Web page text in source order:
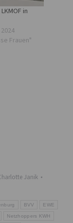
in
Frauen"
Janik
BVV EWE
Netzhoppers KWH